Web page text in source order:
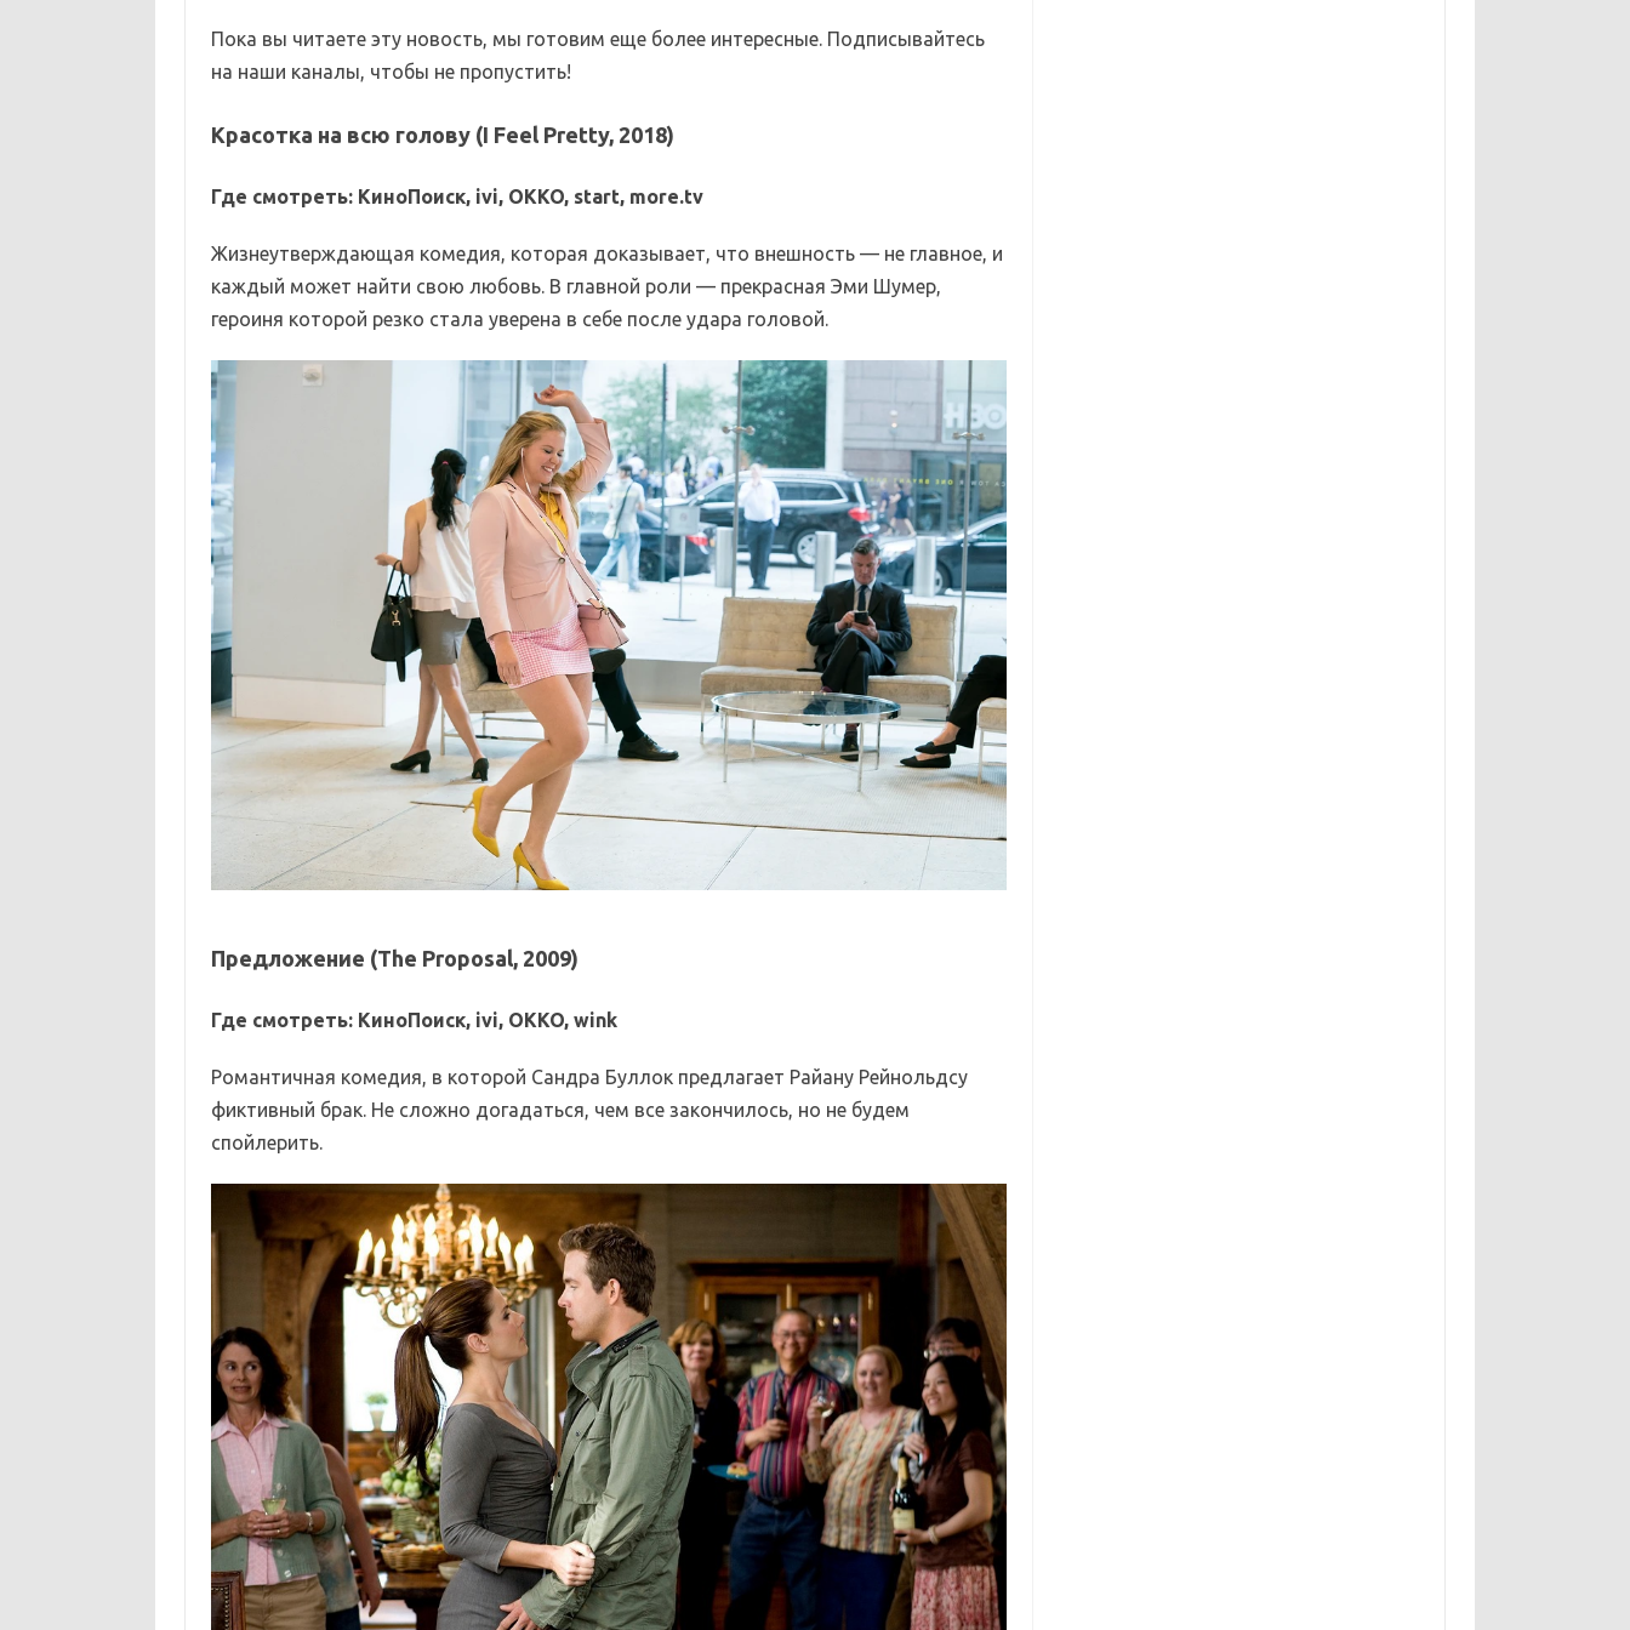
Пока вы читаете эту новость, мы готовим еще более интересные. Подписывайтесь
на наши каналы, чтобы не пропустить!
Красотка на всю голову (I Feel Pretty, 2018)
Где смотреть: КиноПоиск, ivi, OKKO, start, more.tv
Жизнеутверждающая комедия, которая доказывает, что внешность — не главное, и
каждый может найти свою любовь. В главной роли — прекрасная Эми Шумер,
героиня которой резко стала уверена в себе после удара головой.
Предложение (The Proposal, 2009)
Где смотреть: КиноПоиск, ivi, OKKO, wink
Романтичная комедия, в которой Сандра Буллок предлагает Райану Рейнольдсу
фиктивный брак. Не сложно догадаться, чем все закончилось, но не будем
спойлерить.